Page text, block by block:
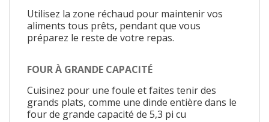
Utilisez la zone réchaud pour maintenir vos
aliments tous prêts, pendant que vous
préparez le reste de votre repas.
FOUR À GRANDE CAPACITÉ
Cuisinez pour une foule et faites tenir des
grands plats, comme une dinde entière dans le
four de grande capacité de 5,3 pi cu